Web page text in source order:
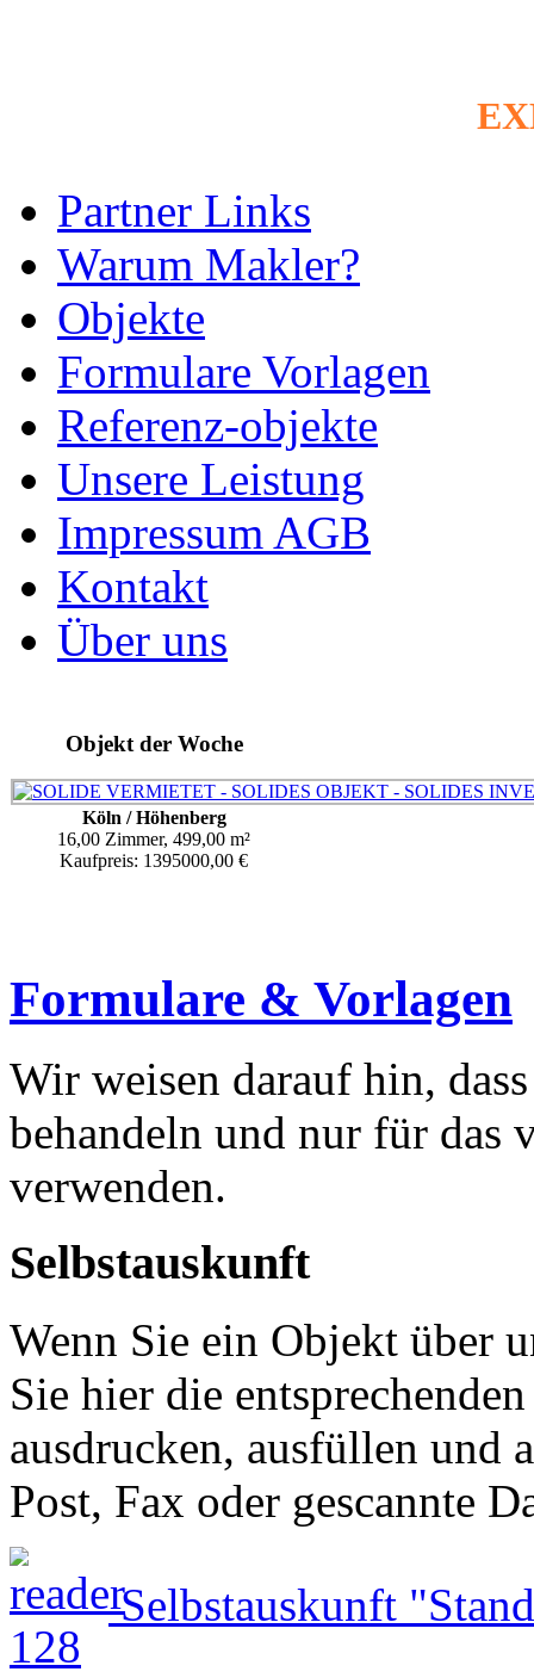
Partner Links
Warum Makler?
Objekte
Formulare Vorlagen
Referenz-objekte
Unsere Leistung
Impressum AGB
Kontakt
Über uns
Objekt der Woche
Köln / Höhenberg
16,00 Zimmer, 499,00 m²
Kaufpreis: 1395000,00 €
Formulare & Vorlagen
Wir weisen darauf hin,
behandeln und nur für das
verwenden.
Selbstauskunft
Wenn Sie ein Objekt über
Sie hier die
ausdrucken, ausfüllen und
Post, Fax oder gescannte
Selbstauskunft